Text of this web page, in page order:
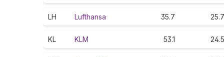
LH Lufthansa 35.7 25.7
KL KLM 53.1 24.5